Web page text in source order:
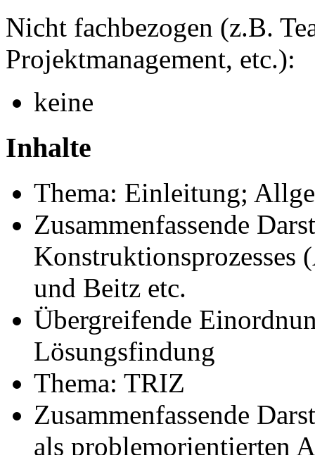
Nicht fachbezogen (z.B.
Projektmanagement, etc.):
keine
Inhalte
Thema: Einleitung;
Zusammenfassende
Konstruktionsprozesses
und Beitz etc.
Übergreifende
Lösungsfindung
Thema: TRIZ
Zusammenfassende
als problemorientierten